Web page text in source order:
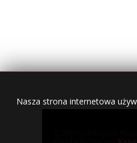
Nasza strona internetowa